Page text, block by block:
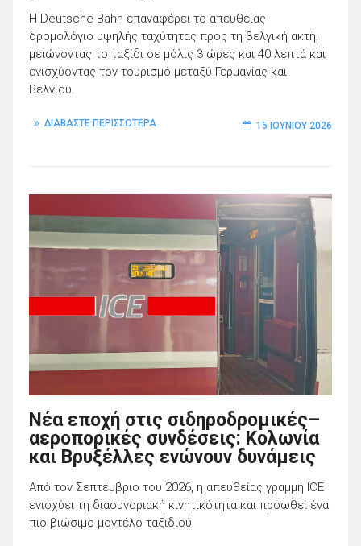
Η Deutsche Bahn επαναφέρει το απευθείας
δρομολόγιο υψηλής ταχύτητας προς τη βελγική ακτή,
μειώνοντας το ταξίδι σε μόλις 3 ώρες και 40 λεπτά και
ενισχύοντας τον τουρισμό μεταξύ Γερμανίας και
Βελγίου.
ΔΙΑΒΑΣΤΕ ΠΕΡΙΣΣΟΤΕΡΑ 15 ΙΟΥΝΊΟΥ 2026
Νέα εποχή στις σιδηροδρομικές–
αεροπορικές συνδέσεις: Κολωνία
και Βρυξέλλες ενώνουν δυνάμεις
Από τον Σεπτέμβριο του 2026, η απευθείας γραμμή ICE
ενισχύει τη διασυνοριακή κινητικότητα και προωθεί ένα
πιο βιώσιμο μοντέλο ταξιδιού.